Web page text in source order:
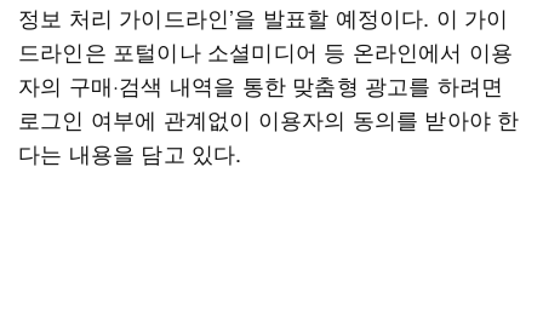
정보 처리 가이드라인’을 발표할 예정이다. 이 가이
드라인은 포털이나 소셜미디어 등 온라인에서 이용
자의 구매·검색 내역을 통한 맞춤형 광고를 하려면
로그인 여부에 관계없이 이용자의 동의를 받아야 한
다는 내용을 담고 있다.